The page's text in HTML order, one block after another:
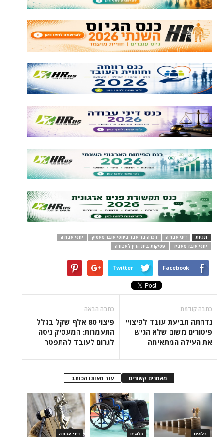
תגיות דיני עבודה הכרה בדיעבד ביחסי עובד מעסיק
יחסי עבודה
יחסי עובד מעביד
פסיקות בית הדין לעבודה
Facebook
Twitter
כתבה קודמת
נדחתה תביעת עובד לפיצויי
פיטורים משום שלא הגיש
את העילה המתאימה
כתבה הבאה
פיצוי 80 אלף שקל בגלל
התעמרות: המעסיק ניסה
לגרום לעובד להתפטר
מאמרים קשורים עוד מאותו הכותב
דיני עבודה בלוגים בלוגים